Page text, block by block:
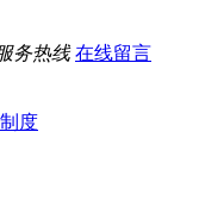
务热线在线留言
度